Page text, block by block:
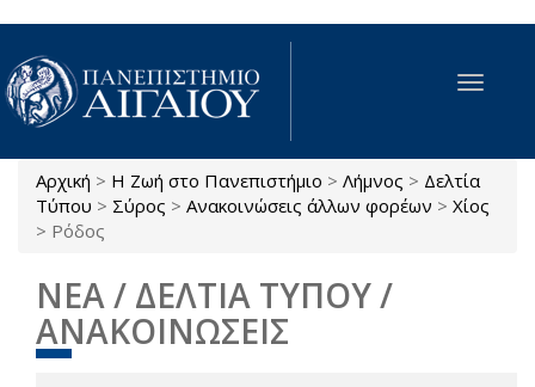
Παράκαμψη προς το κυρίως περιεχόμενο
Toggle
Είστε εδώ
Αρχική > Η Ζωή στο Πανεπιστήμιο > Λήμνος > Δελτία
Τύπου > Σύρος > Ανακοινώσεις άλλων φορέων > Χίος
> Ρόδος
ΝΕΑ / ΔΕΛΤΙΑ ΤΥΠΟΥ /
ΑΝΑΚΟΙΝΩΣΕΙΣ